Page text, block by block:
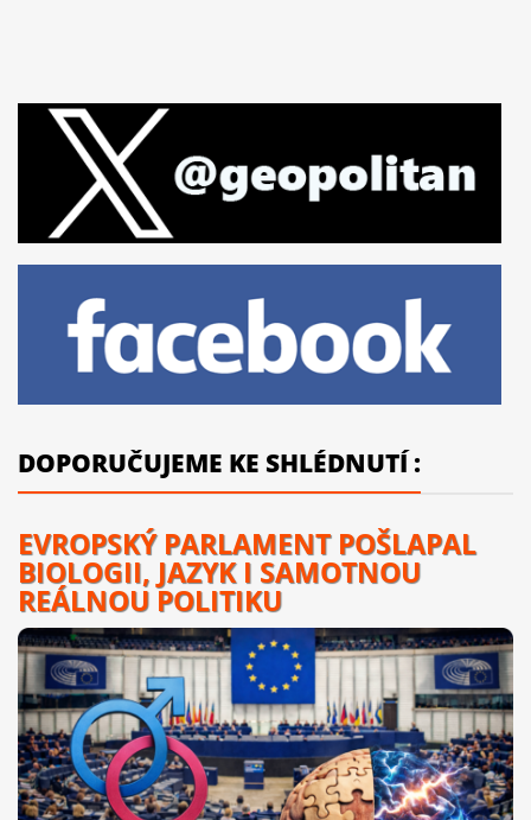
DOPORUČUJEME KE SHLÉDNUTÍ :
EVROPSKÝ PARLAMENT POŠLAPAL
BIOLOGII, JAZYK I SAMOTNOU
REÁLNOU POLITIKU